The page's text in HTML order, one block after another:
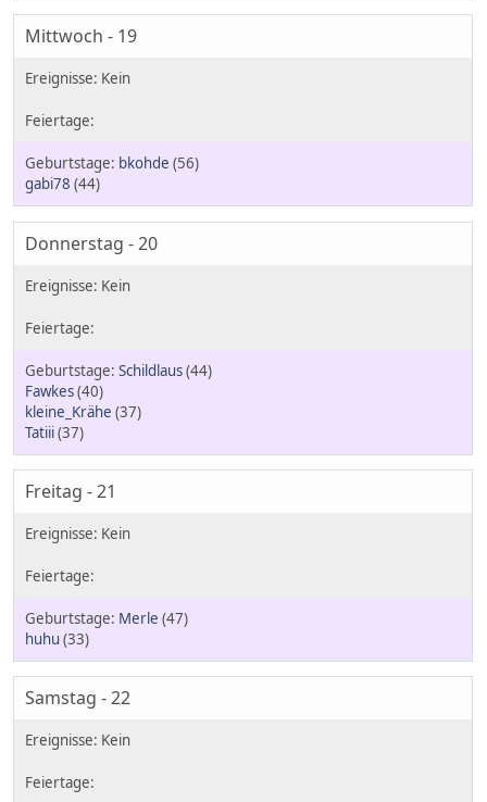
Mittwoch - 19
bkohde (56)
gabi78 (44)
Donnerstag - 20
Schildlaus(44)
Fawkes(40)
kleine_Krähe (37)
Tatiii(37)
Freitag - 21
Merle (47)
huhu (33)
Samstag - 22